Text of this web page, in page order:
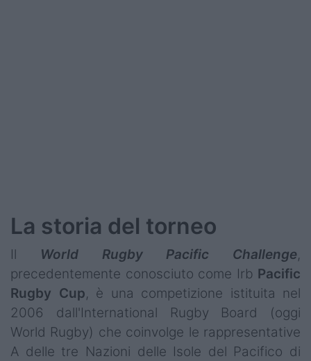
La storia del torneo
Il World Rugby Pacific Challenge,
precedentemente conosciuto come Irb Pacific
Rugby Cup, è una competizione istituita nel
2006 dall'International Rugby Board (oggi
World Rugby) che coinvolge le rappresentative
A delle tre Nazioni delle Isole del Pacifico di